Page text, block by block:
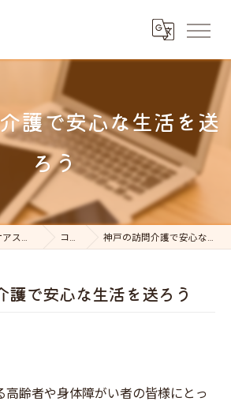
護で安心な生活を送
ろう
神戸の訪問介護はケアステーションDear コラム 神戸の訪問介護で安心な生活を送ろう
護で安心な生活を送ろう
高齢者や身体障がい者の皆様にとっ